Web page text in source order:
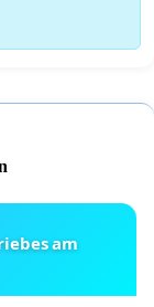
am